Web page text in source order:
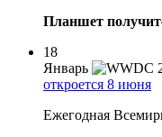
Планшет
18
Январь
откроется 8 июня
Ежегодная